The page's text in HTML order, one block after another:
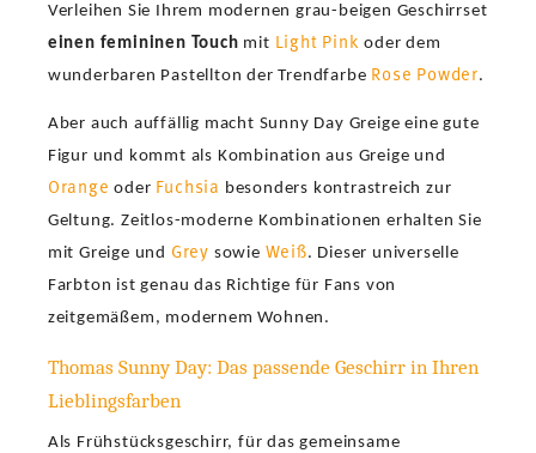
Verleihen Sie Ihrem modernen grau-beigen Geschirrset
einen femininen Touch mit Light Pink oder dem
wunderbaren Pastellton der Trendfarbe Rose Powder.
Aber auch auffällig macht Sunny Day Greige eine gute
Figur und kommt als Kombination aus Greige und
Orange oder Fuchsia besonders kontrastreich zur
Geltung. Zeitlos-moderne Kombinationen erhalten Sie
mit Greige und Grey sowie Weiß. Dieser universelle
Farbton ist genau das Richtige für Fans von
zeitgemäßem, modernem Wohnen.
Thomas Sunny Day: Das passende Geschirr in Ihren
Lieblingsfarben
Als Frühstücksgeschirr, für das gemeinsame